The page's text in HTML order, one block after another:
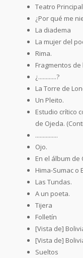
Teatro
¿Por qué me
La diadema
La mujer del
Rima.
Fragmentos
¿............?
La Torre de
Un Pleito.
Estudio crítico
de Ojeda.
...............
Ojo.
En el álbum de
Hima-Sumac o
Las Tundas.
A un poeta.
Tijera
Folletín
[Vista de]
[Vista de]
Sueltos